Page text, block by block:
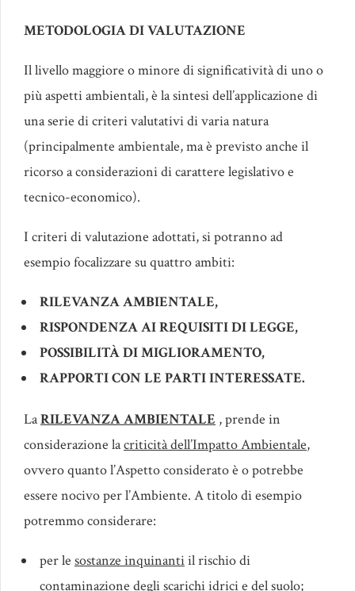
METODOLOGIA DI VALUTAZIONE
Il livello maggiore o minore di significatività di uno o
più aspetti ambientali, è la sintesi dell’applicazione di
una serie di criteri valutativi di varia natura
(principalmente ambientale, ma è previsto anche il
ricorso a considerazioni di carattere legislativo e
tecnico-economico).
I criteri di valutazione adottati, si potranno ad
esempio focalizzare su quattro ambiti:
RILEVANZA AMBIENTALE,
RISPONDENZA AI REQUISITIDILEGGE,
POSSIBILITÀDIMIGLIORAMENTO,
RAPPORTI CON LE PARTI INTERESSATE.
LaRILEVANZA AMBIENTALE , prende in
considerazione lacriticità dell’Impatto Ambientale,
ovvero quanto l’Aspetto considerato è o potrebbe
essere nocivo per l’Ambiente. A titolo di esempio
potremmo considerare:
per le sostanze inquinantiil rischio di
contaminazione degli scarichi idrici e del suolo;